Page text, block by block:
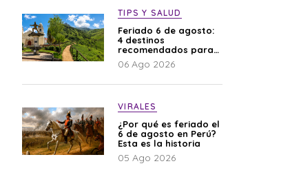
TIPS Y SALUD
Feriado 6 de agosto:
4 destinos
recomendados para
disfrutar el descanso
06 Ago 2026
VIRALES
¿Por qué es feriado el
6 de agosto en Perú?
Esta es la historia
05 Ago 2026